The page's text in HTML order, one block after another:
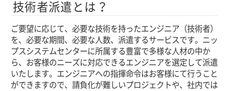
技術者派遣とは？
ご要望に応じて、必要な技術を持ったエンジニア（技術者）
を、必要な期間、必要な人数、派遣するサービスです。ニッ
プスシステムセンターに所属する豊富で多様な人材の中か
ら、お客様のニーズに対応できるエンジニアを選定して派遣
いたします。エンジニアへの指揮命令はお客様にて行うこと
ができますので、請負化が難しいプロジェクトや、社内では